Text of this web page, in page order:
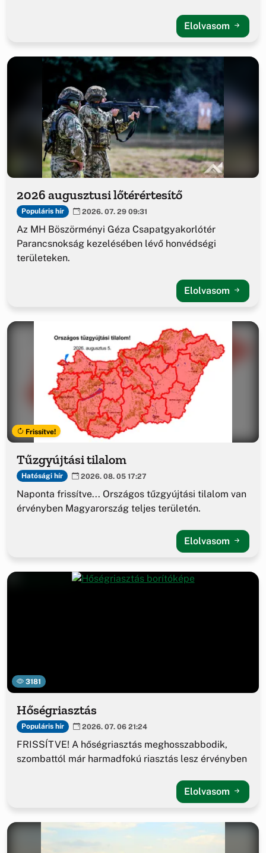
Elolvasom
2026 augusztusi lőtérértesítő
Populáris hír 2026. 07. 29 09:31
Az MH Böszörményi Géza Csapatgyakorlótér
Parancsnokság kezelésében lévő honvédségi
területeken.
Elolvasom
Frissítve!
Tűzgyújtási tilalom
Hatósági hír 2026. 08. 05 17:27
Naponta frissítve... Országos tűzgyújtási tilalom van
érvényben Magyarország teljes területén.
Elolvasom
3181
Hőségriasztás
Populáris hír 2026. 07. 06 21:24
FRISSÍTVE! A hőségriasztás meghosszabbodik,
szombattól már harmadfokú riasztás lesz érvényben
Elolvasom